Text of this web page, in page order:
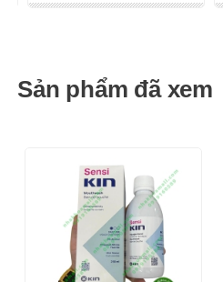
Sản phẩm đã xem